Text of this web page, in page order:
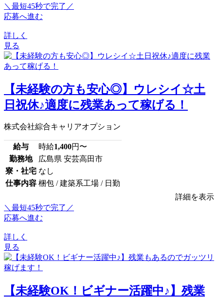
＼最短45秒で完了／
応募へ進む
詳しく
見る
【未経験の方も安心◎】ウレシイ☆土
日祝休♪適度に残業あって稼げる！
株式会社綜合キャリアオプション
給与 時給1,400円〜
勤務地
広島県 安芸高田市
寮・社宅 なし
仕事内容 梱包 / 建築系工場 / 日勤
詳細を表示
＼最短45秒で完了／
応募へ進む
詳しく
見る
【未経験OK！ビギナー活躍中♪】残業